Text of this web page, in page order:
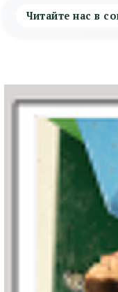
Читайте нас в